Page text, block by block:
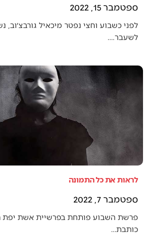
ספטמבר 15, 2022
לפני כשבוע וחצי נפטר מיכאיל גורבצ׳וב,
לשעבר.…
לראות את כל התמונה
ספטמבר 7, 2022
פרשת השבוע פותחת בפרשיית אשת יפת
כותבת…